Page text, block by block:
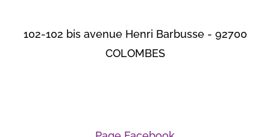
102-102 bis avenue Henri Barbusse - 92700
COLOMBES